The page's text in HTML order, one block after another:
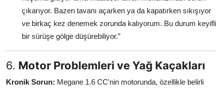
çıkarıyor. Bazen tavanı açarken ya da kapatırken sıkışıyor
ve birkaç kez denemek zorunda kalıyorum. Bu durum keyifli
bir sürüşe gölge düşürebiliyor.”
6. Motor Problemleri ve Yağ Kaçakları
Kronik Sorun: Megane 1.6 CC'nin motorunda, özellikle belirli